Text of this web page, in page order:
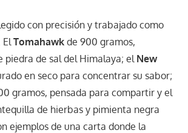
con precisión y trabajado como
Tomahawkde 900 gramos,
piedra de sal del Himalaya; el New
en seco para concentrar su sabor;
gramos, pensada para compartir y el
de hierbas y pimienta negra
ejemplos de una carta donde la